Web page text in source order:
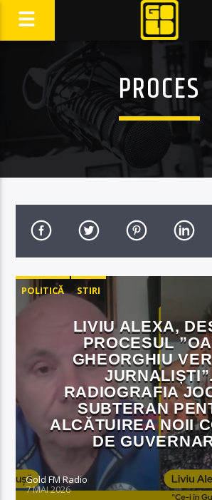
PROCES
POLITICĂ STIRI
LIVIU ALEXA,
PROCESUL
GHEORGHIU
JURNALIȘTI”.
RADIOGRAFIA
SUBTERAN
ALCĂTUIREA NOII
DE
Gold FM Radio
7 MAI 2026